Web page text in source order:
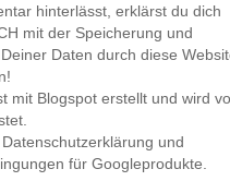
hinterlässt, erklärst du dich
mit der Speicherung und
Daten durch diese
mit Blogspot erstellt und wird
und
für Googleprodukte.